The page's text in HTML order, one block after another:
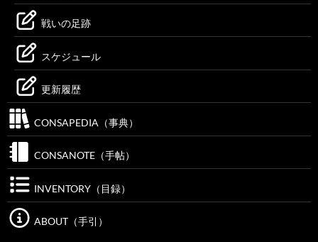
戦いの足跡
スケジュール
更新履歴
CONSAPEDIA（事典）
CONSANOTE（手帖）
INVENTORY（目録）
ABOUT（手引）